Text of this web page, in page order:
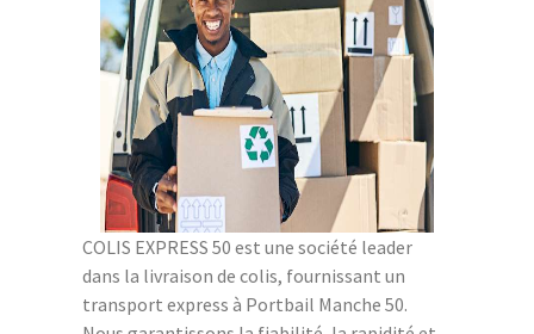
COLIS EXPRESS 50 est une société leader
dans la livraison de colis, fournissant un
transport express à Portbail Manche 50.